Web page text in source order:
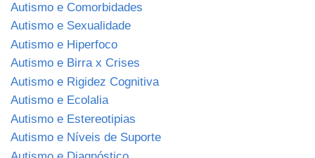
Autismo e Comorbidades
Autismo e Sexualidade
Autismo e Hiperfoco
Autismo e Birra x Crises
Autismo e Rigidez Cognitiva
Autismo e Ecolalia
Autismo e Estereotipias
Autismo e Níveis de Suporte